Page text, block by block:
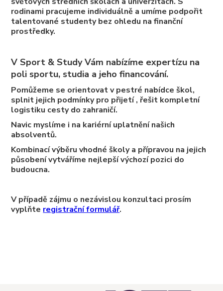
rodinami pracujeme individuálně a umíme podpořit
talentované studenty bez ohledu na finanční
prostředky.
V Sport & Study Vám nabízíme expertízu na
poli sportu, studia a jeho financování.
Pomůžeme se orientovat v pestré nabídce škol,
splnit jejich podmínky pro přijetí , řešit kompletní
logistiku cesty do zahraničí.
Navic myslíme i na kariérní uplatnění našich
absolventů.
Kombinací výběru vhodné školy a přípravou na jejich
působení vytváříme nejlepší výchozí pozici do
budoucna.
V případě zájmu o nezávislou konzultaci prosím
vyplňte registrační formulář.